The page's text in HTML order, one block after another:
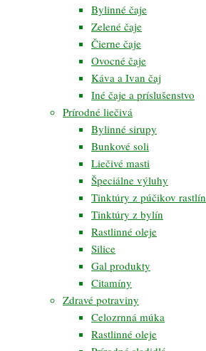
Bylinné čaje
Zelené čaje
Čierne čaje
Ovocné čaje
Káva a Ivan čaj
Iné čaje a príslušenstvo
Prírodné liečivá
Bylinné sirupy
Bunkové soli
Liečivé masti
Špeciálne výluhy
Tinktúry z púčikov rastlín
Tinktúry z bylín
Rastlinné oleje
Silice
Gal produkty
Citamíny
Zdravé potraviny
Celozrnná múka
Rastlinné oleje